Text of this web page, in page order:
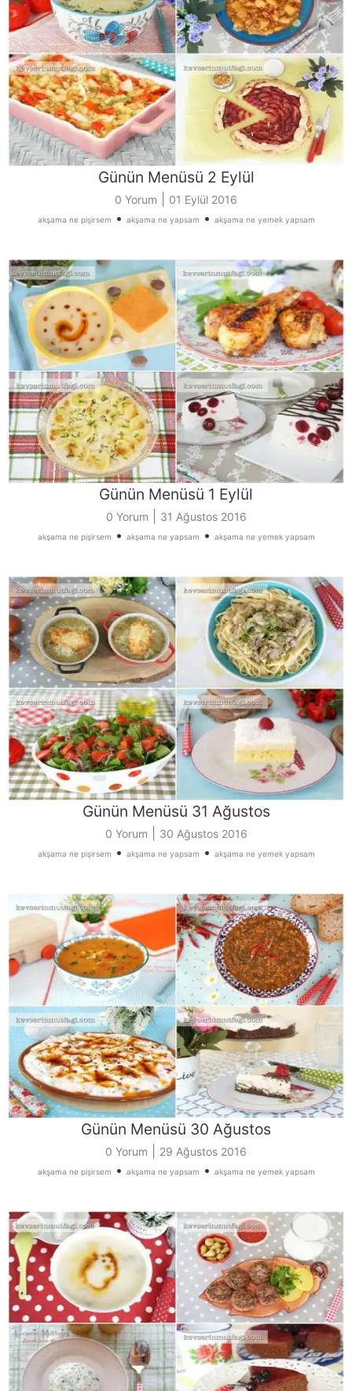
Günün Menüsü 2 Eylül
0 Yorum 01 Eylül 2016
akşama ne pişirsem • akşama ne yapsam • akşama ne yemek yapsam
Günün Menüsü 1 Eylül
0 Yorum 31 Ağustos 2016
akşama ne pişirsem • akşama ne yapsam • akşama ne yemek yapsam
Günün Menüsü 31 Ağustos
0 Yorum 30 Ağustos 2016
akşama ne pişirsem • akşama ne yapsam • akşama ne yemek yapsam
Günün Menüsü 30 Ağustos
0 Yorum 29 Ağustos 2016
akşama ne pişirsem • akşama ne yapsam • akşama ne yemek yapsam